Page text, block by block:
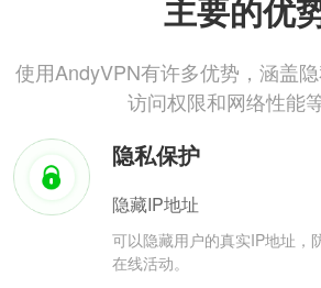
主要的优
使用AndyVPN有许多优势，涵盖隐
访问权限和网络性能
隐私保护
隐藏IP地址
可以隐藏用户的真实IP地址，
在线活动。